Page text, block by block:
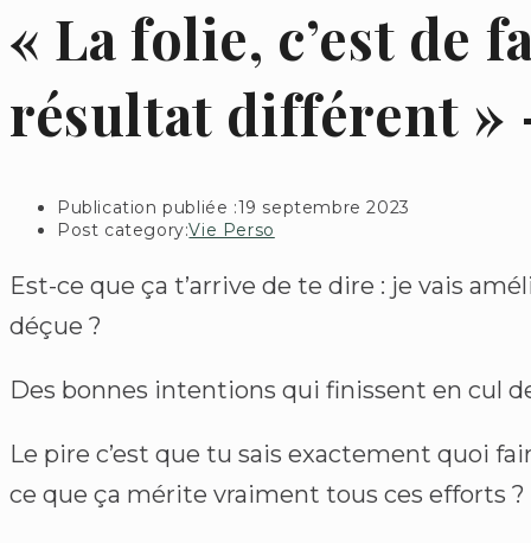
« La folie, c’est de
résultat différent »
Publication publiée :19 septembre 2023
Post category:Vie Perso
Est-ce que ça t’arrive de te dire : je vais
déçue ?
Des bonnes intentions qui finissent en cul
Le pire c’est que tu sais exactement quoi
ce que ça mérite vraiment tous ces efforts ?